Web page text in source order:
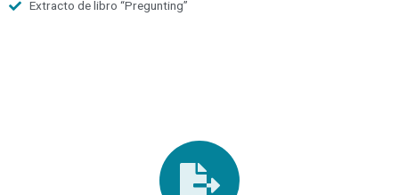
Extracto de libro “Pregunting”